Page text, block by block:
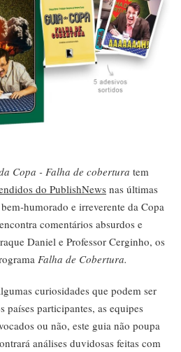
Copa - Falha de cobertura tem
do PublishNews nas últimas
e irreverente da Copa
comentários absurdos e
Daniel e Professor Cerginho, os
Falha de Cobertura.
curiosidades que podem ser
países participantes, as equipes
ou não, este guia não poupa
análises duvidosas feitas com